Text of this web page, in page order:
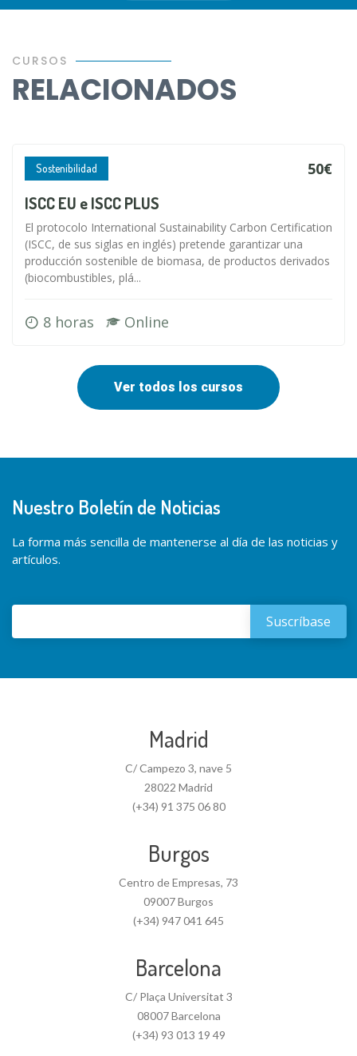
CURSOS
RELACIONADOS
Sostenibilidad 50€
ISCC EU e ISCC PLUS
El protocolo International Sustainability Carbon Certification
(ISCC, de sus siglas en inglés) pretende garantizar una
producción sostenible de biomasa, de productos derivados
(biocombustibles, plá...
8 horas Online
Ver todos los cursos
Nuestro Boletín de Noticias
La forma más sencilla de mantenerse al día de las noticias y
artículos.
Madrid
C/ Campezo 3, nave 5
28022 Madrid
(+34) 91 375 06 80
Burgos
Centro de Empresas, 73
09007 Burgos
(+34) 947 041 645
Barcelona
C/ Plaça Universitat 3
08007 Barcelona
(+34) 93 013 19 49